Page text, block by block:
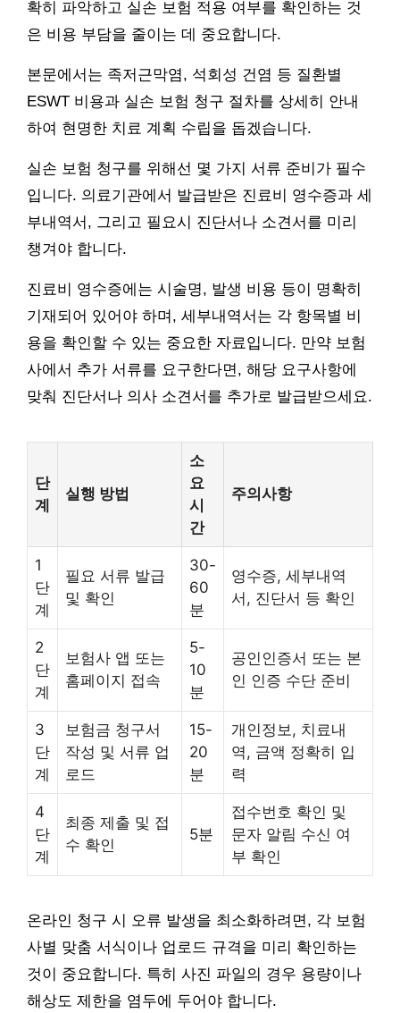
확히 파악하고 실손 보험 적용 여부를 확인하는 것
은 비용 부담을 줄이는 데 중요합니다.
본문에서는 족저근막염, 석회성 건염 등 질환별
ESWT 비용과 실손 보험 청구 절차를 상세히 안내
하여 현명한 치료 계획 수립을 돕겠습니다.
실손 보험 청구를 위해선 몇 가지 서류 준비가 필수
입니다. 의료기관에서 발급받은 진료비 영수증과 세
부내역서, 그리고 필요시 진단서나 소견서를 미리
챙겨야 합니다.
진료비 영수증에는 시술명, 발생 비용 등이 명확히
기재되어 있어야 하며, 세부내역서는 각 항목별 비
용을 확인할 수 있는 중요한 자료입니다. 만약 보험
사에서 추가 서류를 요구한다면, 해당 요구사항에
맞춰 진단서나 의사 소견서를 추가로 발급받으세요.
단
계
실행 방법
소
요
시
간
주의사항
1
단
계
필요 서류 발급
및 확인
30-
60
분
영수증, 세부내역
서, 진단서 등 확인
2
단
계
보험사 앱 또는
홈페이지 접속
5-
10
분
공인인증서 또는 본
인 인증 수단 준비
3
단
계
보험금 청구서
작성 및 서류 업
로드
15-
20
분
개인정보, 치료내
역, 금액 정확히 입
력
4
단
계
최종 제출 및 접
수 확인
5분
접수번호 확인 및
문자 알림 수신 여
부 확인
온라인 청구 시 오류 발생을 최소화하려면, 각 보험
사별 맞춤 서식이나 업로드 규격을 미리 확인하는
것이 중요합니다. 특히 사진 파일의 경우 용량이나
해상도 제한을 염두에 두어야 합니다.